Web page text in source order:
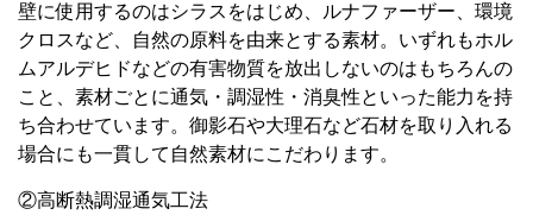
壁に使用するのはシラスをはじめ、ルナファーザー、環境
クロスなど、自然の原料を由来とする素材。いずれもホル
ムアルデヒドなどの有害物質を放出しないのはもちろんの
こと、素材ごとに通気・調湿性・消臭性といった能力を持
ち合わせています。御影石や大理石など石材を取り入れる
場合にも一貫して自然素材にこだわります。
②高断熱調湿通気工法